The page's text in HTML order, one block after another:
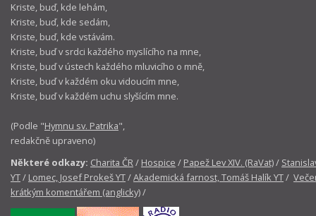
Kriste, buď, kde lehám,
Kriste, buď, kde sedám,
Kriste, buď, kde vstávám.
Kriste, buď v srdci každého myslícího na mne,
Kriste, buď v ústech každého mluvicího o mně,
Kriste, buď v každém oku vidoucím mne,
Kriste, buď v každém uchu slyšícím mne.
(Podle "Hymnu sv. Patrika",
redakčně upraveno)
Některé odkazy: Charita ČR/ Hospice / Papež Lev XIV. (RaVat)/
YT/ Lomec, Josef Prokeš YT/Akademická farnost, Tomáš Halík YT/
krátkým komentářem (anglicky)/